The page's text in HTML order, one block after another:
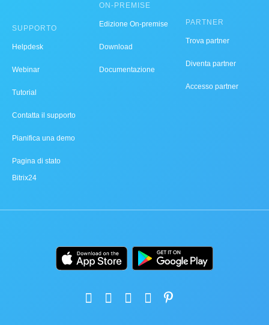
SUPPORTO
Helpdesk
Webinar
Tutorial
Contatta il supporto
Pianifica una demo
Pagina di stato
Bitrix24
ON-PREMISE
Edizione On-premise
Download
Documentazione
PARTNER
Trova partner
Diventa partner
Accesso partner